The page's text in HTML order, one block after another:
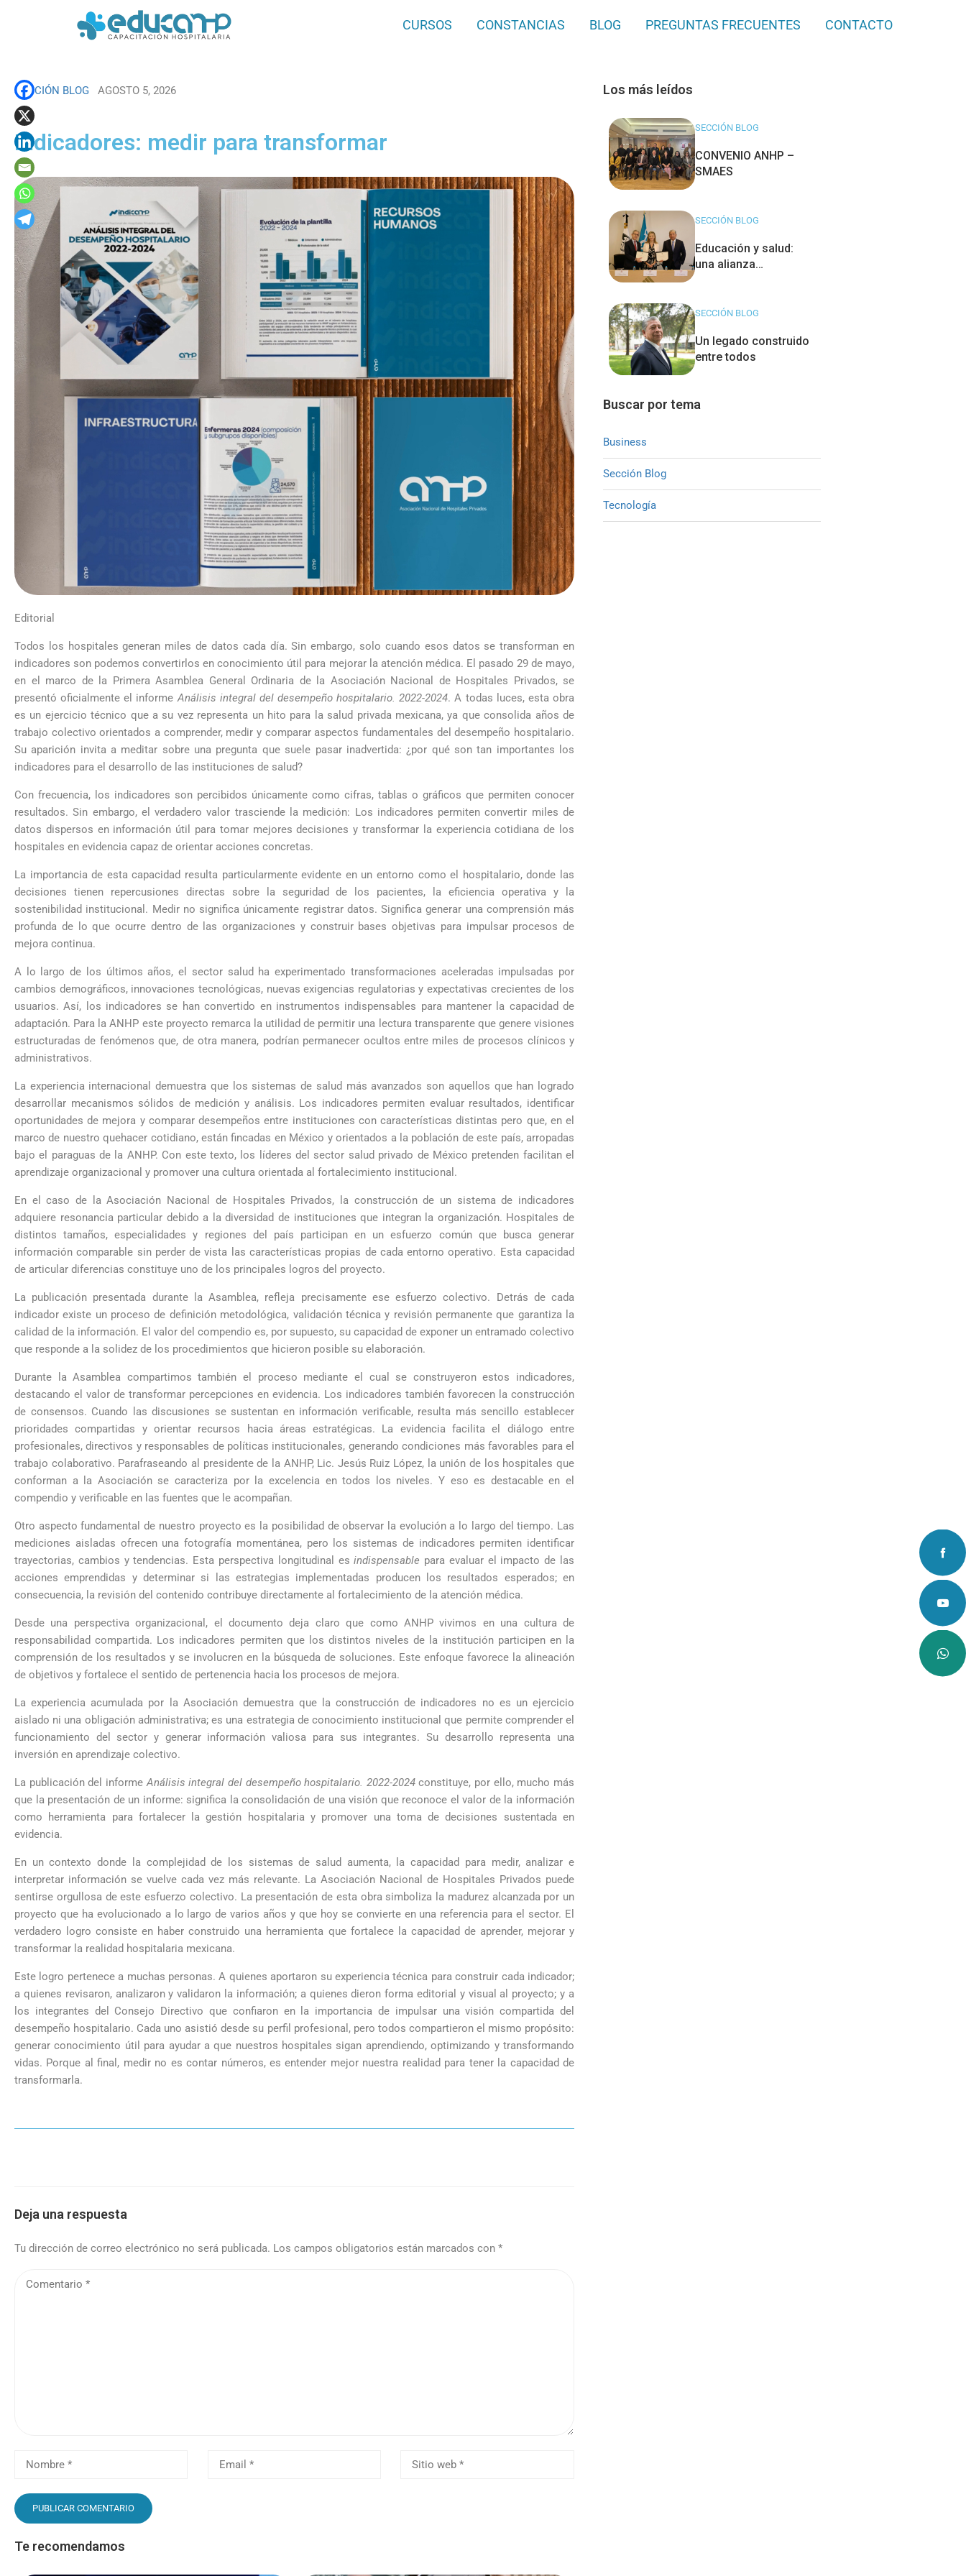
CURSOS CONSTANCIAS BLOG PREGUNTAS FRECUENTES CONTACTO
SECCIÓN BLOG AGOSTO 5, 2026
Indicadores: medir para transformar
Editorial
Todos los hospitales generan miles de datos cada día. Sin embargo, solo cuando esos datos se transforman en
indicadores son podemos convertirlos en conocimiento útil para mejorar la atención médica. El pasado 29 de mayo,
en el marco de la Primera Asamblea General Ordinaria de la Asociación Nacional de Hospitales Privados, se
presentó oficialmente el informeAnálisis integral del desempeño hospitalario. 2022-2024. A todas luces, esta obra
es un ejercicio técnico que a su vez representa un hito para la salud privada mexicana, ya que consolida años de
trabajo colectivo orientados a comprender, medir y comparar aspectos fundamentales del desempeño hospitalario.
Su aparición invita a meditar sobre una pregunta que suele pasar inadvertida: ¿por qué son tan importantes los
indicadores para el desarrollo de las instituciones de salud?
Con frecuencia, los indicadores son percibidos únicamente como cifras, tablas o gráficos que permiten conocer
resultados. Sin embargo, el verdadero valor trasciende la medición: Los indicadores permiten convertir miles de
datos dispersos en información útil para tomar mejores decisiones y transformar la experiencia cotidiana de los
hospitales en evidencia capaz de orientar acciones concretas.
La importancia de esta capacidad resulta particularmente evidente en un entorno como el hospitalario, donde las
decisiones tienen repercusiones directas sobre la seguridad de los pacientes, la eficiencia operativa y la
sostenibilidad institucional. Medir no significa únicamente registrar datos. Significa generar una comprensión más
profunda de lo que ocurre dentro de las organizaciones y construir bases objetivas para impulsar procesos de
mejora continua.
A lo largo de los últimos años, el sector salud ha experimentado transformaciones aceleradas impulsadas por
cambios demográficos, innovaciones tecnológicas, nuevas exigencias regulatorias y expectativas crecientes de los
usuarios. Así, los indicadores se han convertido en instrumentos indispensables para mantener la capacidad de
adaptación. Para la ANHP este proyecto remarca la utilidad de permitir una lectura transparente que genere visiones
estructuradas de fenómenos que, de otra manera, podrían permanecer ocultos entre miles de procesos clínicos y
administrativos.
La experiencia internacional demuestra que los sistemas de salud más avanzados son aquellos que han logrado
desarrollar mecanismos sólidos de medición y análisis. Los indicadores permiten evaluar resultados, identificar
oportunidades de mejora y comparar desempeños entre instituciones con características distintas pero que, en el
marco de nuestro quehacer cotidiano, están fincadas en México y orientados a la población de este país, arropadas
bajo el paraguas de la ANHP. Con este texto, los líderes del sector salud privado de México pretenden facilitan el
aprendizaje organizacional y promover una cultura orientada al fortalecimiento institucional.
En el caso de la Asociación Nacional de Hospitales Privados, la construcción de un sistema de indicadores
adquiere resonancia particular debido a la diversidad de instituciones que integran la organización. Hospitales de
distintos tamaños, especialidades y regiones del país participan en un esfuerzo común que busca generar
información comparable sin perder de vista las características propias de cada entorno operativo. Esta capacidad
de articular diferencias constituye uno de los principales logros del proyecto.
La publicación presentada durante la Asamblea, refleja precisamente ese esfuerzo colectivo. Detrás de cada
indicador existe un proceso de definición metodológica, validación técnica y revisión permanente que garantiza la
calidad de la información. El valor del compendio es, por supuesto, su capacidad de exponer un entramado colectivo
que responde a la solidez de los procedimientos que hicieron posible su elaboración.
Durante la Asamblea compartimos también el proceso mediante el cual se construyeron estos indicadores,
destacando el valor de transformar percepciones en evidencia. Los indicadores también favorecen la construcción
de consensos. Cuando las discusiones se sustentan en información verificable, resulta más sencillo establecer
prioridades compartidas y orientar recursos hacia áreas estratégicas. La evidencia facilita el diálogo entre
profesionales, directivos y responsables de políticas institucionales, generando condiciones más favorables para el
trabajo colaborativo. Parafraseando al presidente de la ANHP, Lic. Jesús Ruiz López, la unión de los hospitales que
conforman a la Asociación se caracteriza por la excelencia en todos los niveles. Y eso es destacable en el
compendio y verificable en las fuentes que le acompañan.
Otro aspecto fundamental de nuestro proyecto es la posibilidad de observar la evolución a lo largo del tiempo. Las
mediciones aisladas ofrecen una fotografía momentánea, pero los sistemas de indicadores permiten identificar
trayectorias, cambios y tendencias. Esta perspectiva longitudinal esindispensable para evaluar el impacto de las
acciones emprendidas y determinar si las estrategias implementadas producen los resultados esperados; en
consecuencia, la revisión del contenido contribuye directamente al fortalecimiento de la atención médica.
Desde una perspectiva organizacional, el documento deja claro que como ANHP vivimos en una cultura de
responsabilidad compartida. Los indicadores permiten que los distintos niveles de la institución participen en la
comprensión de los resultados y se involucren en la búsqueda de soluciones. Este enfoque favorece la alineación
de objetivos y fortalece el sentido de pertenencia hacia los procesos de mejora.
La experiencia acumulada por la Asociación demuestra que la construcción de indicadores no es un ejercicio
aislado ni una obligación administrativa; es una estrategia de conocimiento institucional que permite comprender el
funcionamiento del sector y generar información valiosa para sus integrantes. Su desarrollo representa una
inversión en aprendizaje colectivo.
La publicación del informeAnálisis integral del desempeño hospitalario. 2022-2024constituye, por ello, mucho más
que la presentación de un informe: significa la consolidación de una visión que reconoce el valor de la información
como herramienta para fortalecer la gestión hospitalaria y promover una toma de decisiones sustentada en
evidencia.
En un contexto donde la complejidad de los sistemas de salud aumenta, la capacidad para medir, analizar e
interpretar información se vuelve cada vez más relevante. La Asociación Nacional de Hospitales Privados puede
sentirse orgullosa de este esfuerzo colectivo. La presentación de esta obra simboliza la madurez alcanzada por un
proyecto que ha evolucionado a lo largo de varios años y que hoy se convierte en una referencia para el sector. El
verdadero logro consiste en haber construido una herramienta que fortalece la capacidad de aprender, mejorar y
transformar la realidad hospitalaria mexicana.
Este logro pertenece a muchas personas. A quienes aportaron su experiencia técnica para construir cada indicador;
a quienes revisaron, analizaron y validaron la información; a quienes dieron forma editorial y visual al proyecto; y a
los integrantes del Consejo Directivo que confiaron en la importancia de impulsar una visión compartida del
desempeño hospitalario. Cada uno asistió desde su perfil profesional, pero todos compartieron el mismo propósito:
generar conocimiento útil para ayudar a que nuestros hospitales sigan aprendiendo, optimizando y transformando
vidas. Porque al final, medir no es contar números, es entender mejor nuestra realidad para tener la capacidad de
transformarla.
Deja una respuesta
Tu dirección de correo electrónico no será publicada. Los campos obligatorios están marcados con *
Te recomendamos
Los más leídos
SECCIÓN BLOG
CONVENIO ANHP –
SMAES
SECCIÓN BLOG
Educación y salud:
una alianza
SECCIÓN BLOG
Un legado construido
entre todos
Buscar por tema
Business
Sección Blog
Tecnología